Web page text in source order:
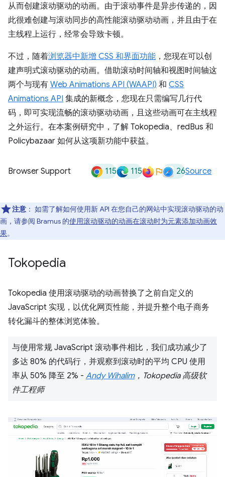
从而创建滚动驱动的动画。由于滚动事件是异步传递的，因
此很难创建与滚动同步的高性能滚动驱动动画，并且由于在
主线程上运行，经常会导致卡顿。
不过，随着浏览器中新增 CSS 和界面功能 ，您现在可以创
建声明式滚动驱动的动画。借助滚动时间轴和视图时间轴这
两个与现有 Web Animations API (WAAPI) 和 CSS
Animations API 集成的新概念，您现在只需编写几行代
码，即可实现流畅的滚动驱动动画，且这些动画可在主线程
之外运行。在本案例研究中，了解 Tokopedia、redBus 和
Policybazaar 如何从这项新功能中获益。
Browser Support 115 115 26Source
注意 ： 如需了解如何使用新 API 在您自己的网站中实现滚动驱动的动
画，请参阅 Bramus 的使用滚动驱动的动画在滚动时为元素添加动画效
果。
Tokopedia
Tokopedia 使用滚动驱动的动画替换了之前自定义的
JavaScript 实现，以优化网页性能，并提升整个电子商务
转化漏斗的整体浏览体验。
与使用常规 JavaScript 滚动事件相比，我们成功减少了
多达 80% 的代码行，并观察到滚动时的平均 CPU 使用
率从 50% 降至 2% - Andy Wihalim，Tokopedia 高级软
件工程师